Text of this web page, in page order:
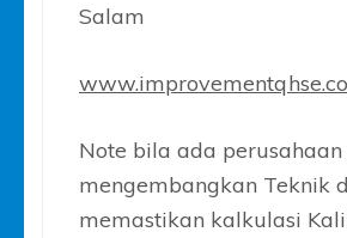
Salam
Note bila ada
mengembangkan Teknik
memastikan kalkulasi